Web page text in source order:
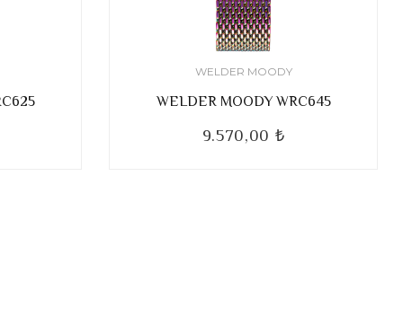
WELDER MOODY
WELDER MOODY WRC645
9.570,00 ₺